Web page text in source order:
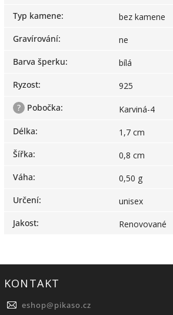
Typ kamene:
bez kamene
Gravírování:
ne
Barva šperku:
bílá
Ryzost:
925
?
Pobočka:
Karviná-4
Délka:
1,7 cm
Šířka:
0,8 cm
Váha:
0,50 g
Určení:
unisex
Jakost: Renovované
KONTAKT
eshop@pikaso.cz